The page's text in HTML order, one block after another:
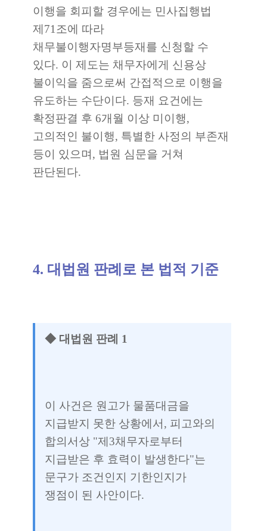
이행을 회피할 경우에는 민사집행법
제71조에 따라
채무불이행자명부등재를 신청할 수
있다. 이 제도는 채무자에게 신용상
불이익을 줌으로써 간접적으로 이행을
유도하는 수단이다. 등재 요건에는
확정판결 후 6개월 이상 미이행,
고의적인 불이행, 특별한 사정의 부존재
등이 있으며, 법원 심문을 거쳐
판단된다.
4. 대법원 판례로 본 법적 기준
◆ 대법원 판례 1
이 사건은 원고가 물품대금을
지급받지 못한 상황에서, 피고와의
합의서상 "제3채무자로부터
지급받은 후 효력이 발생한다"는
문구가 조건인지 기한인지가
쟁점이 된 사안이다.